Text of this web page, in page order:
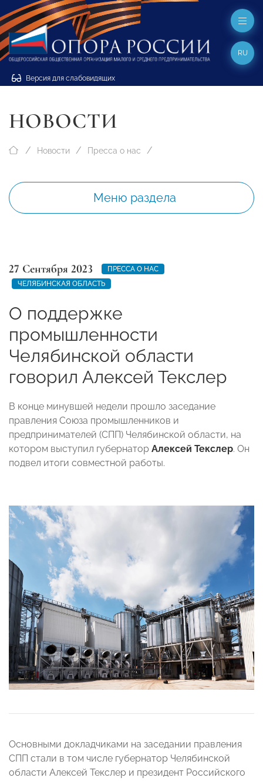
Версия для слабовидящих
RU
НОВОСТИ
Новости Пресса о нас
Меню раздела
27 Сентября 2023
ПРЕССА О НАС
ЧЕЛЯБИНСКАЯ ОБЛАСТЬ
О поддержке
промышленности
Челябинской области
говорил Алексей Текслер
В конце минувшей недели прошло заседание
правления Союза промышленников и
предпринимателей (СПП) Челябинской области, на
котором выступил губернатор Алексей Текслер. Он
подвел итоги совместной работы.
Основными докладчиками на заседании правления
СПП стали в том числе губернатор Челябинской
области Алексей Текслер и президент Российского